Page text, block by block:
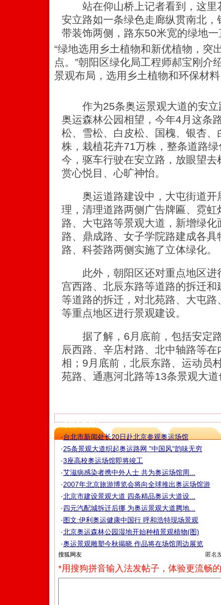
站在仰山桥上记者看到，这里
安立路如一条绿色走廊纵贯南北
带装饰两侧，路东50米宽的绿地
“绿地选用乡土植物和新优植物，突
点。”朝阳区绿化局工程师郝宝刚介
景观布局，选用乡土植物和环保材
作为25条奥运景观大道的安立
奥运森林公园相望，今年4月这条
松、雪松、白皮松、国槐、银杏
株，栽植花卉71万株，整条道路
今，驱车行驶在安立路，放眼望
赏心悦目、心旷神怡。
奥运道路建设中，大屯街道开
理，清理道路两侧广告牌匾、霓
路、大屯路等景观大道，新增绿
路、鼎成路、女子学院路建成各
路、科荟路两侧实施了立体绿化。
此外，朝阳区还对重点地区进
宫西路、北辰东路等道路的拆迁
等道路的拆迁，对北苑路、大屯
等重点地区进行景观建设。
据了解，6月底前，包括安定路
辰西路、辛店村路、北中轴路等
相；9月底前，北辰东路、运动员
苑路、通惠河北路等13条景观大
【相关新闻】
·台北市新闻处长20日赴北京参观奥运场馆
·25条景观大道织起奥运路网 "中国风"韵味无穷
·3座高校奥运场馆即将竣工
·艾滋病感染者携中外人士 共为奥运场馆周...
·2007年北京旅游博览会将向全球推出奥运场馆游
·北京市建设景观大道 四条精品奥运大道设...
·四元汽配城拆迁后挪 为奥运景观大道腾地...
·图文:伊利奥运健康中国行 呼和浩特现场景观
·北京奥运森林公园湿地开始种植景观植物(图)
·奥运景观雕塑今秋揭晓 作品将在场馆周边展览
匿名
*用搜狗拼音输入法发帖子，体验更流畅